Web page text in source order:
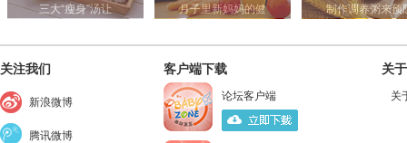
三大“瘦身”汤让 月子里新妈妈的健 制作调养粥来预
关注我们
新浪微博
腾讯微博
客户端下载
论坛客户端
关
关